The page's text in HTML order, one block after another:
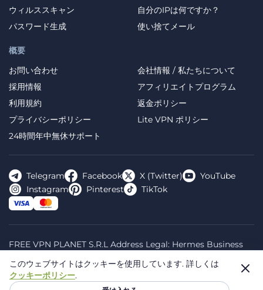
概要
お問い合わせ
会社情報 / 私たちについて
採用情報
アフィリエイトプログラム
利用規約
返金ポリシー
プライバシーポリシー
Lite VPN ポリシー
24時間年中無休サポート
ウィルススキャン
自分のIPは何ですか？
パスワード生成
使い捨てメール
Telegram Facebook X (Twitter)
YouTube
Instagram
Pinterest TikTok
FREE VPN PLANET S.R.L Address Legal: Hermes Business
Bucharest, Romania, 020335. Reg.N, 44667783
© 2026 Planet VPN. All rights reserved.
このウェブサイトはクッキーを使用しています. 詳しくは
クッキーポリシー.